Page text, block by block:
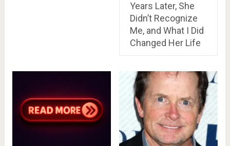
Years Later, She
Didn’t Recognize
Me, and What I Did
Changed Her Life